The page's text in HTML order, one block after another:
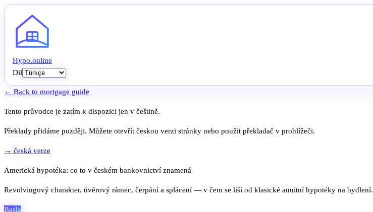
Hypo.online
Dil
← Back to mortgage guide
Tento průvodce je zatím k dispozici jen v češtině.
Překlady přidáme později. Můžete otevřít českou verzi stránky nebo použít překladač v prohlížeči.
→ česká verze
Americká hypotéka: co to v českém bankovnictví znamená
Revolvingový charakter, úvěrový rámec, čerpání a splácení — v čem se liší od klasické anuitní hypotéky na bydlení.
Başla